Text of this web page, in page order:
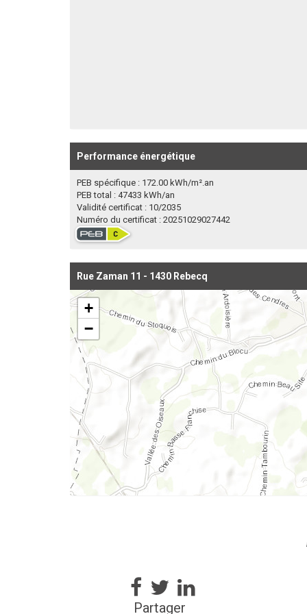
Performance énergétique
PEB spécifique : 172.00 kWh/m².an
PEB total : 47433 kWh/an
Validité certificat : 10/2035
Numéro du certificat : 20251029027442
Rue Zaman 11 - 1430 Rebecq
+
−
Partager